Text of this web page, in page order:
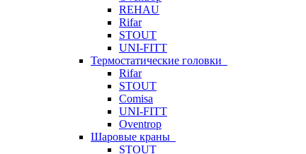
REHAU
Rifar
STOUT
UNI-FITT
Термостатические головки
Rifar
STOUT
Comisa
UNI-FITT
Oventrop
Шаровые краны
STOUT